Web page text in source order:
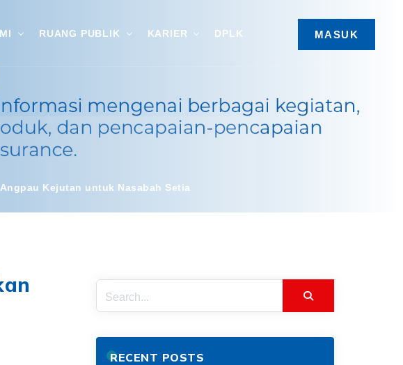
RUANG PUBLIK KARIER DPLK MASUK
Kejutan untuk Nasabah Setia
RECENT POSTS